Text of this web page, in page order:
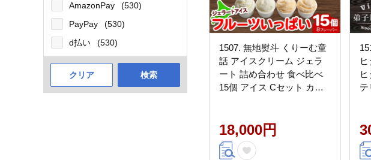
AmazonPay
(530)
PayPay
(530)
d払い
(530)
クリア 検索
1507. 無地熨斗 くりーむ童
話 アイスクリーム ジェラ
ート 詰め合わせ 食べ比べ
15個 アイス Cセット カッ
道 弟子屈町
18,000円
テ